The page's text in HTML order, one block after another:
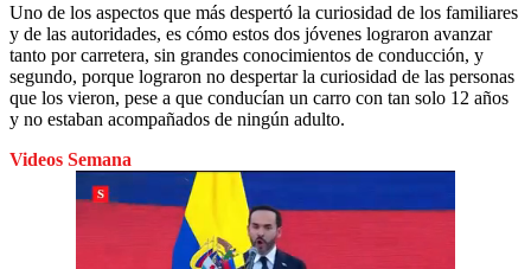
Uno de los aspectos que más despertó la curiosidad de los familiares
y de las autoridades, es cómo estos dos jóvenes lograron avanzar
tanto por carretera, sin grandes conocimientos de conducción, y
segundo, porque lograron no despertar la curiosidad de las personas
que los vieron, pese a que conducían un carro con tan solo 12 años
y no estaban acompañados de ningún adulto.
Videos Semana